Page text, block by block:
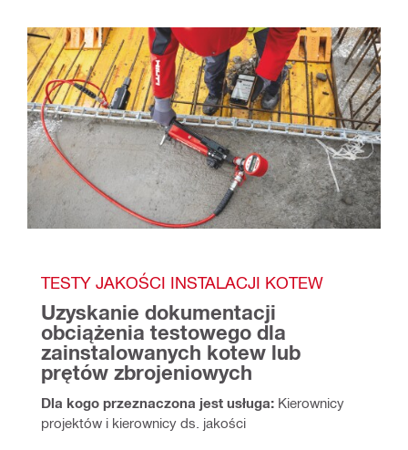
TESTY JAKOŚCI INSTALACJI KOTEW
Uzyskanie dokumentacji
obciążenia testowego dla
zainstalowanych kotew lub
prętów zbrojeniowych
Dla kogo przeznaczona jest usługa: Kierownicy
projektów i kierownicy ds. jakości